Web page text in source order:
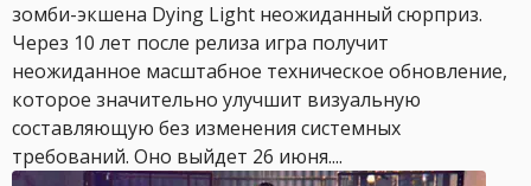
зомби-экшена Dying Light неожиданный сюрприз.
Через 10 лет после релиза игра получит
неожиданное масштабное техническое обновление,
которое значительно улучшит визуальную
составляющую без изменения системных
требований. Оно выйдет 26 июня....